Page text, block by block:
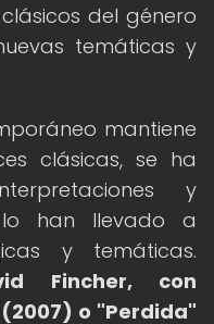
del género
temáticas y
mantiene
clásicas, se ha
y
lo han llevado a
y temáticas.
Fincher, con
o "Perdida"